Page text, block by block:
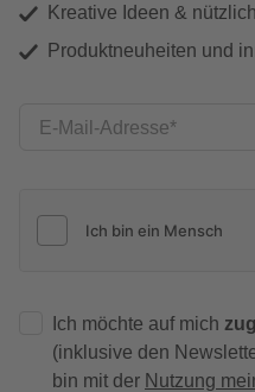
Kreative Ideen &
Produktneuheiten und
E-Mail-Adresse
Ich möchte auf mich
(inklusive den
bin mit der Nutzung